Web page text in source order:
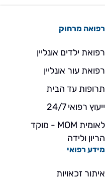
רפואה מרחוק
רפואת ילדים אונליין
רפואת עור אונליין
תרופות עד הבית
ייעוץ רפואי 24/7
לאומית MOM - מוקד
הריון ולידה
מידע רפואי
איתור זכאויות